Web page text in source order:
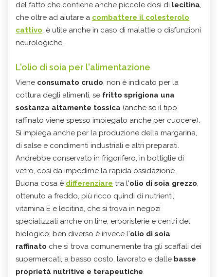
del fatto che contiene anche piccole dosi di lecitina,
che oltre ad aiutare a combattere il colesterolo
cattivo, è utile anche in caso di malattie o disfunzioni
neurologiche.
L'olio di soia per l'alimentazione
Viene consumato crudo, non è indicato per la
cottura degli alimenti, se fritto sprigiona una
sostanza altamente tossica (anche se il tipo
raffinato viene spesso impiegato anche per cuocere).
Si impiega anche per la produzione della margarina,
di salse e condimenti industriali e altri preparati.
Andrebbe conservato in frigorifero, in bottiglie di
vetro, così da impedirne la rapida ossidazione.
Buona cosa è differenziare tra l'olio di soia grezzo,
ottenuto a freddo, più ricco quindi di nutrienti,
vitamina E e lecitina, che si trova in negozi
specializzati anche on line, erboristerie e centri del
biologico; ben diverso è invece l'olio di soia
raffinato che si trova comunemente tra gli scaffali dei
supermercati, a basso costo, lavorato e dalle basse
proprietà nutritive e terapeutiche.